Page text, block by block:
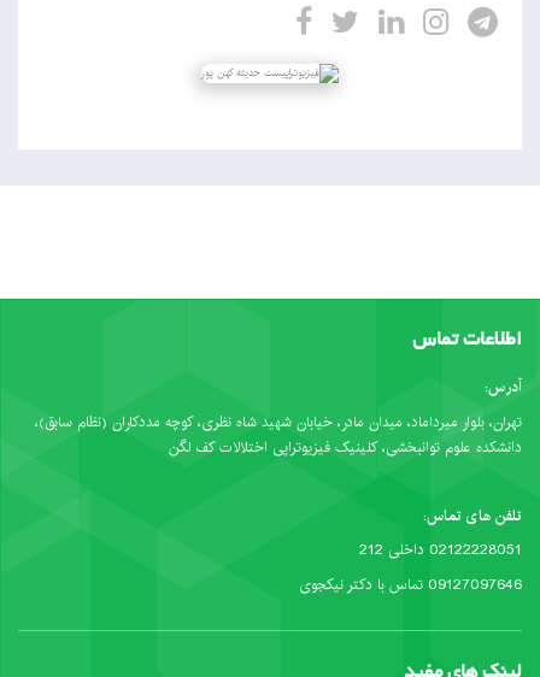
اطلاعات تماس
آدرس:
تهران، بلوار میرداماد، میدان مادر، خیابان شهید شاه نظری، کوچه مددکاران (نظام سابق)،
دانشکده علوم توانبخشی، کلینیک فیزیوتراپی اختلالات کف لگن
تلفن های تماس:
02122228051 داخلی 212
09127097646 تماس با دکتر نیکجوی